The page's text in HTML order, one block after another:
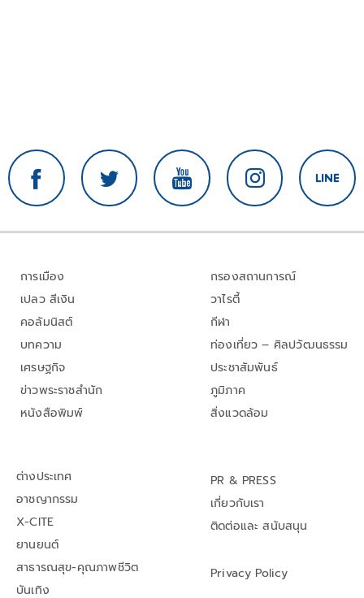
การเมือง
เปลว สีเงิน
คอลัมนิสต์
บทความ
เศรษฐกิจ
ข่าวพระราชสำนัก
หนังสือพิมพ์
กรองสถานการณ์
วาไรตี้
กีฬา
ท่องเที่ยว – ศิลปวัฒนธรรม
ประชาสัมพันธ์
ภูมิภาค
สิ่งแวดล้อม
ต่างประเทศ
อาชญากรรม
X-CITE
ยานยนต์
สาธารณสุข-คุณภาพชีวิต
บันเทิง
PR & PRESS
เกี่ยวกับเรา
ติดต่อและ สนับสนุน
Privacy Policy